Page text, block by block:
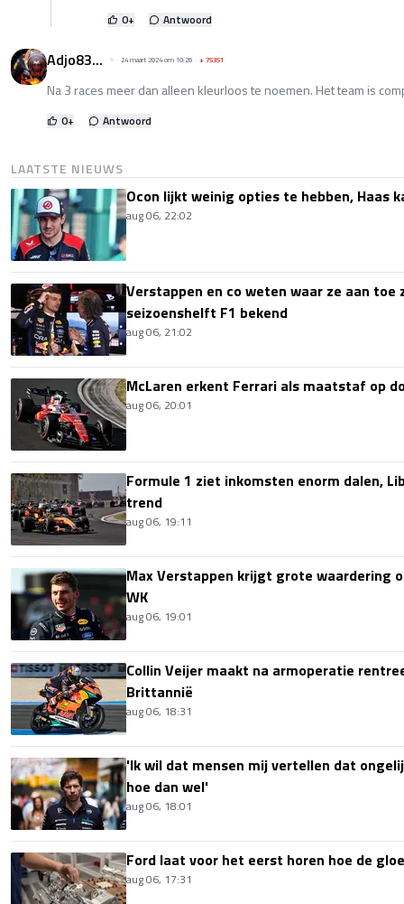
0+ Antwoord
Adjo83... 24 maart 2024 om 10:26 +75351
Na 3 races meer dan alleen kleurloos te noemen. Het team is
0+ Antwoord
LAATSTE NIEUWS
Ocon lijkt weinig opties te hebben, Haas
aug 06, 22:02
Verstappen en co weten waar ze aan
seizoenshelft F1 bekend
aug 06, 21:02
McLaren erkent Ferrari als maatstaf op
aug 06, 20:01
Formule 1 ziet inkomsten enorm dalen,
trend
aug 06, 19:11
Max Verstappen krijgt grote waardering
WK
aug 06, 19:01
Collin Veijer maakt na armoperatie
Brittannië
aug 06, 18:31
'Ik wil dat mensen mij vertellen dat
hoe dan wel'
aug 06, 18:01
Ford laat voor het eerst horen hoe de
aug 06, 17:31